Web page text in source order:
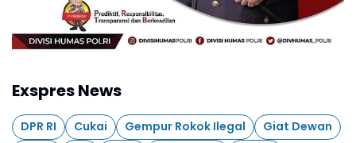
Exspres News
DPR RI Cukai Gempur Rokok Ilegal
Giat Dewan